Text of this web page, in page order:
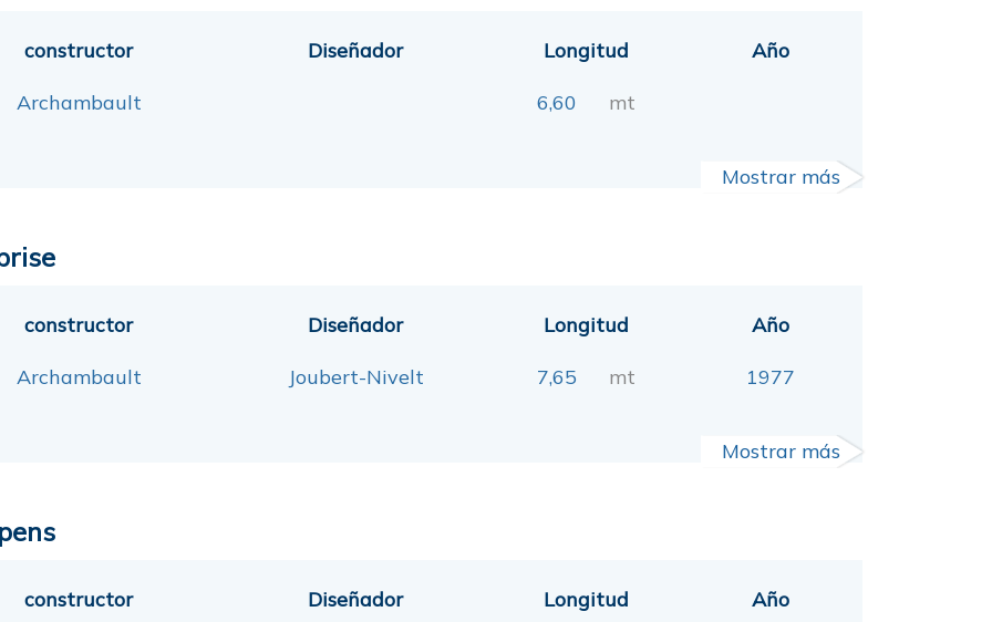
constructor
Archambault
Diseñador Longitud
6,60 mt
Año
Mostrar más
constructor
Archambault
Diseñador
Joubert-Nivelt
Longitud
7,65 mt
Año
1977
Mostrar más
constructor Diseñador Longitud Año